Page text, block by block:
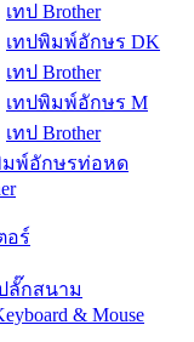
เทป Brother
เทปพิมพ์อักษร DK
เทป Brother
เทปพิมพ์อักษร M
เทป Brother
มพ์อักษรท่อหด
อร์
ลั๊กสนาม
& Mouse